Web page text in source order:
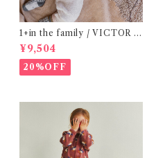
1+in the family / VICTOR (
12m )
¥9,504
20%OFF